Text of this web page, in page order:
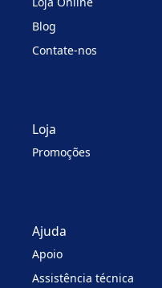
Blog
Contate-nos
Loja
Promoções
Ajuda
Apoio
Assistência técnica